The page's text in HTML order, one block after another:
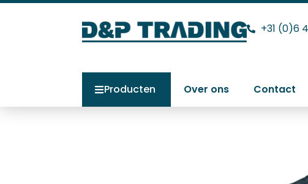
+31 (0)6
Producten Over ons Contact
Onderband